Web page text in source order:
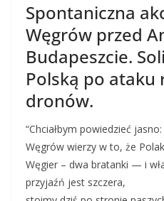
Spontaniczna
Węgrów przed
Budapeszcie.
Polską po ataku
dronów.
“Chciałbym powiedzieć
Węgrów wierzy w to, że
Węgier – dwa bratanki — i
przyjaźń jest szczera,